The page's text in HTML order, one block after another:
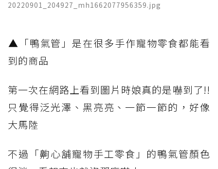
20220901_204927_mh1662077956359.jpg
​▲「鴨氣管」是在很多手作寵物零食都能看
到的商品
第一次在網路上看到圖片時娘真的是嚇到了!!
只覺得泛光澤、黑亮亮、一節一節的，好像
大馬陸
不過「齁心舖寵物手工零食」的鴨氣管顏色